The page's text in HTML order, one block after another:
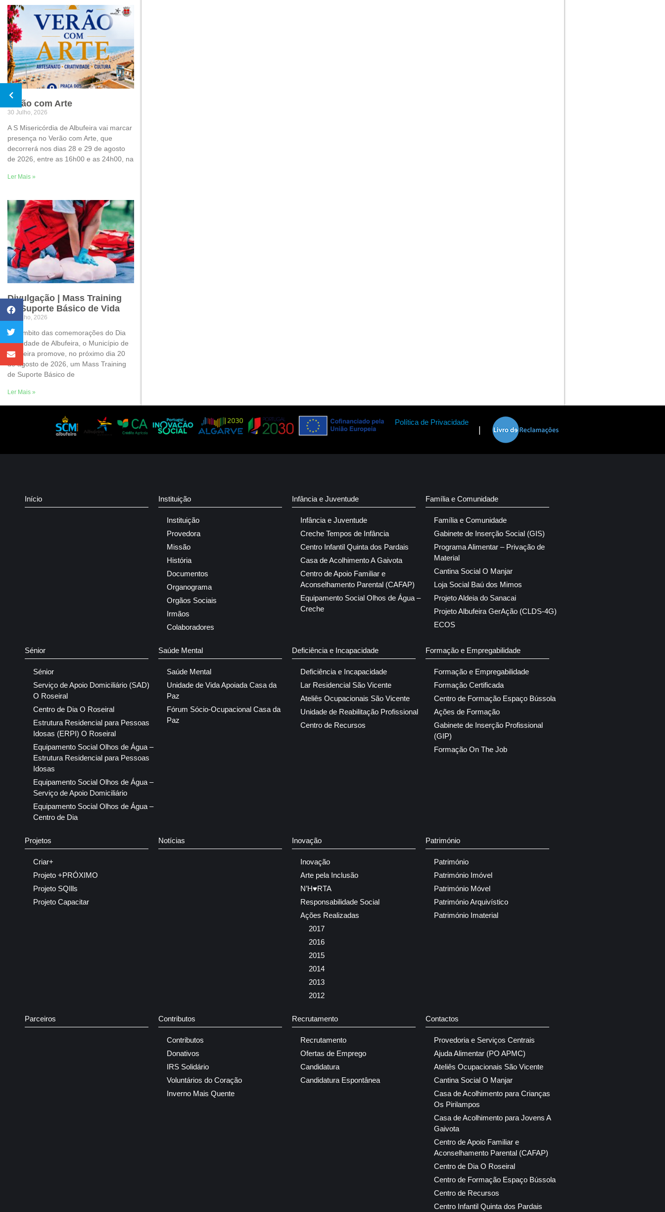
Verão com Arte
30 Julho, 2026
A S Misericórdia de Albufeira vai marcar
presença no Verão com Arte, que
decorrerá nos dias 28 e 29 de agosto
de 2026, entre as 16h00 e as 24h00, na
Ler Mais »
Divulgação | Mass Training
de Suporte Básico de Vida
22 Julho, 2026
No âmbito das comemorações do Dia
da Cidade de Albufeira, o Município de
Albufeira promove, no próximo dia 20
de agosto de 2026, um Mass Training
de Suporte Básico de
Ler Mais »
Política de Privacidade
|
Início Instituição
Instituição
Provedora
Missão
História
Documentos
Organograma
Orgãos Sociais
Irmãos
Colaboradores
Infância e Juventude
Infância e Juventude
Creche Tempos de Infância
Centro Infantil Quinta dos Pardais
Casa de Acolhimento A Gaivota
Centro de Apoio Familiar e
Aconselhamento Parental (CAFAP)
Equipamento Social Olhos de Água –
Creche
Família e Comunidade
Família e Comunidade
Gabinete de Inserção Social (GIS)
Programa Alimentar – Privação de
Material
Cantina Social O Manjar
Loja Social Baú dos Mimos
Projeto Aldeia do Sanacai
Projeto Albufeira GerAção (CLDS-4G)
ECOS
Sénior
Sénior
Serviço de Apoio Domiciliário (SAD)
O Roseiral
Centro de Dia O Roseiral
Estrutura Residencial para Pessoas
Idosas (ERPI) O Roseiral
Equipamento Social Olhos de Água –
Estrutura Residencial para Pessoas
Idosas
Equipamento Social Olhos de Água –
Serviço de Apoio Domiciliário
Equipamento Social Olhos de Água –
Centro de Dia
Saúde Mental
Saúde Mental
Unidade de Vida Apoiada Casa da
Paz
Fórum Sócio-Ocupacional Casa da
Paz
Deficiência e Incapacidade
Deficiência e Incapacidade
Lar Residencial São Vicente
Ateliês Ocupacionais São Vicente
Unidade de Reabilitação Profissional
Centro de Recursos
Formação e Empregabilidade
Formação e Empregabilidade
Formação Certificada
Centro de Formação Espaço Bússola
Ações de Formação
Gabinete de Inserção Profissional
(GIP)
Formação On The Job
Projetos
Criar+
Projeto +PRÓXIMO
Projeto SQIlls
Projeto Capacitar
Notícias Inovação
Inovação
Arte pela Inclusão
N’H♥RTA
Responsabilidade Social
Ações Realizadas
2017
2016
2015
2014
2013
2012
Património
Património
Património Imóvel
Património Móvel
Património Arquivístico
Património Imaterial
Parceiros Contributos
Contributos
Donativos
IRS Solidário
Voluntários do Coração
Inverno Mais Quente
Recrutamento
Recrutamento
Ofertas de Emprego
Candidatura
Candidatura Espontânea
Contactos
Provedoria e Serviços Centrais
Ajuda Alimentar (PO APMC)
Ateliês Ocupacionais São Vicente
Cantina Social O Manjar
Casa de Acolhimento para Crianças
Os Pirilampos
Casa de Acolhimento para Jovens A
Gaivota
Centro de Apoio Familiar e
Aconselhamento Parental (CAFAP)
Centro de Dia O Roseiral
Centro de Formação Espaço Bússola
Centro de Recursos
Centro Infantil Quinta dos Pardais